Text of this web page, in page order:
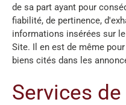
de sa part ayant pour
fiabilité, de pertinence,
informations insérées sur
Site. Il en est de même
biens cités dans les
Services